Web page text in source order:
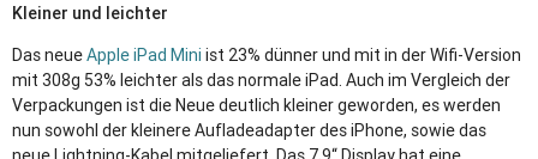
Kleiner und leichter
Das neueApple iPad Mini ist 23% dünner und mit in der Wifi-Version
mit 308g 53% leichter als das normale iPad. Auch im Vergleich der
Verpackungen ist die Neue deutlich kleiner geworden, es werden
nun sowohl der kleinere Aufladeadapter des iPhone, sowie das